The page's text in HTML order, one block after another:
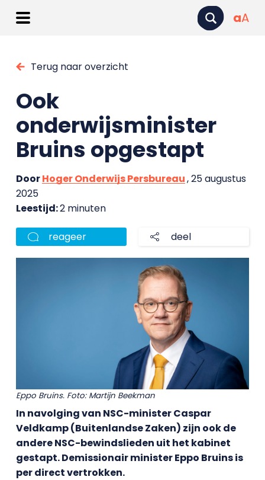
aA
Terug naar overzicht
Ook
onderwijsminister
Bruins opgestapt
DoorHoger Onderwijs Persbureau, 25 augustus
2025
Leestijd:2 minuten
reageer deel
Eppo Bruins. Foto: Martijn Beekman
In navolging van NSC-minister Caspar
Veldkamp (Buitenlandse Zaken) zijn ook de
andere NSC-bewindslieden uit het kabinet
gestapt. Demissionair minister Eppo Bruins is
per direct vertrokken.